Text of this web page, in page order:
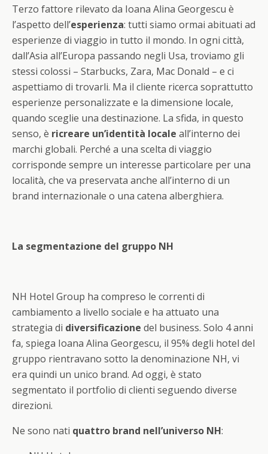
Terzo fattore rilevato da Ioana Alina Georgescu è
l’aspetto dell’esperienza: tutti siamo ormai abituati ad
esperienze di viaggio in tutto il mondo. In ogni città,
dall’Asia all’Europa passando negli Usa, troviamo gli
stessi colossi – Starbucks, Zara, Mac Donald – e ci
aspettiamo di trovarli. Ma il cliente ricerca soprattutto
esperienze personalizzate e la dimensione locale,
quando sceglie una destinazione. La sfida, in questo
senso, è ricreare un’identità locale all’interno dei
marchi globali. Perché a una scelta di viaggio
corrisponde sempre un interesse particolare per una
località, che va preservata anche all’interno di un
brand internazionale o una catena alberghiera.
La segmentazione del gruppo NH
NH Hotel Group ha compreso le correnti di
cambiamento a livello sociale e ha attuato una
strategia di diversificazione del business. Solo 4 anni
fa, spiega Ioana Alina Georgescu, il 95% degli hotel del
gruppo rientravano sotto la denominazione NH, vi
era quindi un unico brand. Ad oggi, è stato
segmentato il portfolio di clienti seguendo diverse
direzioni.
Ne sono nati quattro brand nell’universo NH: